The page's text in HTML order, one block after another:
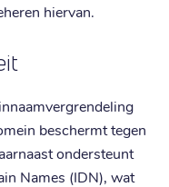
hiervan.
beschermt tegen
ondersteunt
Names (IDN), wat